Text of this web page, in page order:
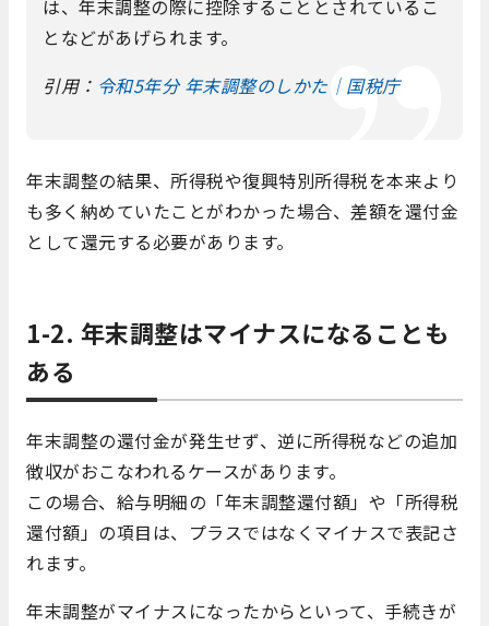
は、年末調整の際に控除することとされているこ
となどがあげられます。
引用： 令和5年分 年末調整のしかた｜国税庁
年末調整の結果、所得税や復興特別所得税を本来より
も多く納めていたことがわかった場合、差額を還付金
として還元する必要があります。
1-2. 年末調整はマイナスになることも
ある
年末調整の還付金が発生せず、逆に所得税などの追加
徴収がおこなわれるケースがあります。
この場合、給与明細の「年末調整還付額」や「所得税
還付額」の項目は、プラスではなくマイナスで表記さ
れます。
年末調整がマイナスになったからといって、手続きが